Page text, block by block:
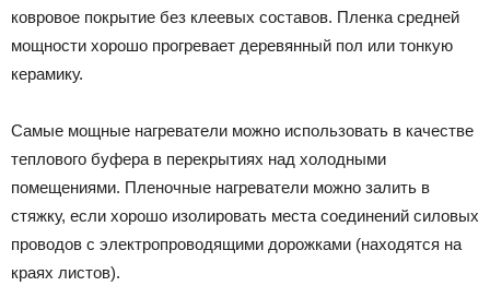
ковровое покрытие без клеевых составов. Пленка средней
мощности хорошо прогревает деревянный пол или тонкую
керамику.
Самые мощные нагреватели можно использовать в качестве
теплового буфера в перекрытиях над холодными
помещениями. Пленочные нагреватели можно залить в
стяжку, если хорошо изолировать места соединений силовых
проводов с электропроводящими дорожками (находятся на
краях листов).